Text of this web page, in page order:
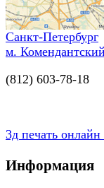
Санкт-Петербург
м.
(812) 603-78-18
3д печать онлайн
Информация